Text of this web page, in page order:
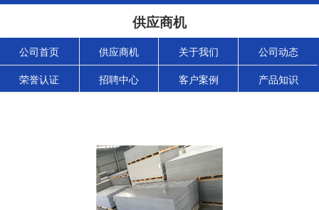
供应商机
公司首页 供应商机 关于我们 公司动态
荣誉认证 招聘中心 客户案例 产品知识